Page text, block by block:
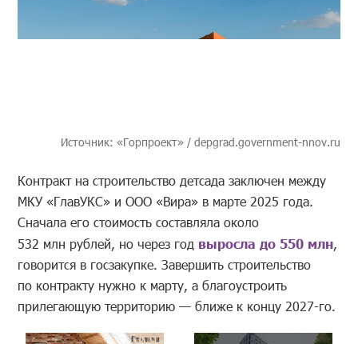
Источник: «Горпроект» / depgrad.government-nnov.ru
Контракт на строительство детсада заключен между
МКУ «ГлавУКС» и ООО «Вира» в марте 2025 года.
Сначала его стоимость составляла около
532 млн рублей, но через год выросла до 550 млн,
говорится в госзакупке. Завершить строительство
по контракту нужно к марту, а благоустроить
прилегающую территорию — ближе к концу 2027-го.